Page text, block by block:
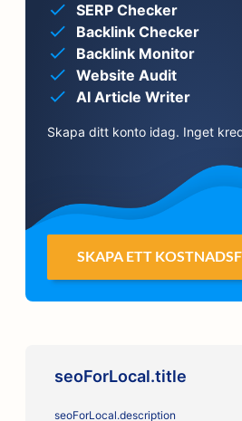
SERP Checker
Backlink Checker
Backlink Monitor
Website Audit
AI Article Writer
Skapa ditt konto idag. Inget
SKAPA ETT
seoForLocal.title
seoForLocal.description